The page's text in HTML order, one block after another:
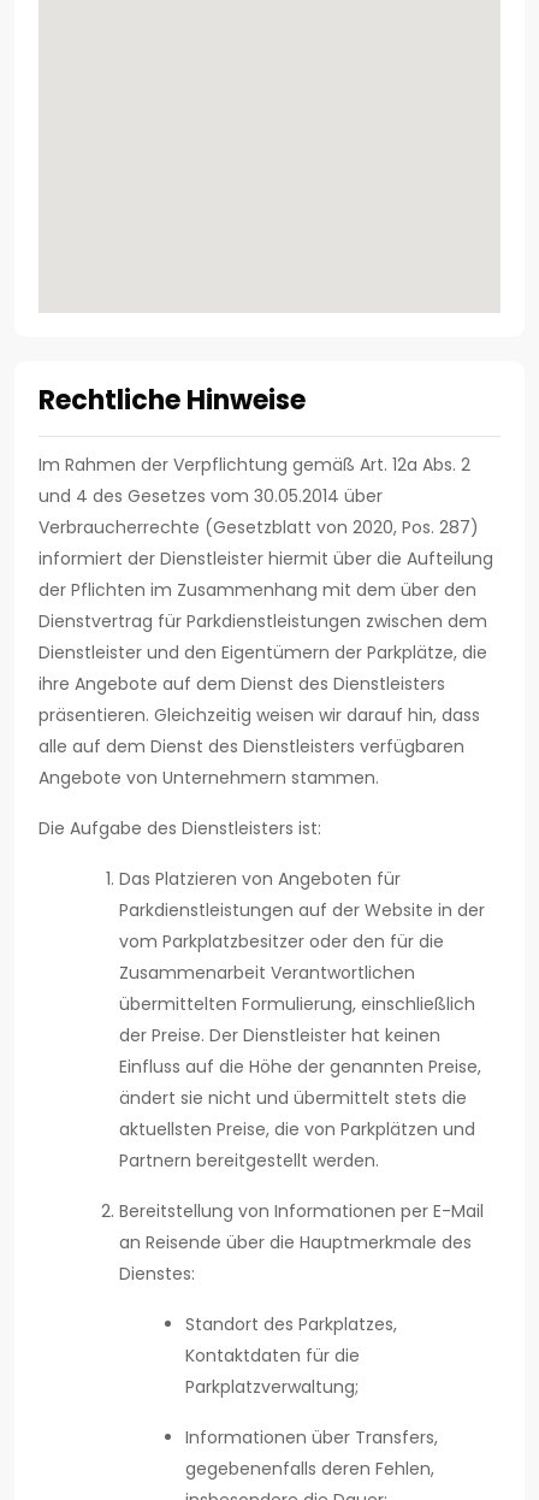
Rechtliche Hinweise
Im Rahmen der Verpflichtung gemäß Art. 12a Abs. 2
und 4 des Gesetzes vom 30.05.2014 über
Verbraucherrechte (Gesetzblatt von 2020, Pos. 287)
informiert der Dienstleister hiermit über die Aufteilung
der Pflichten im Zusammenhang mit dem über den
Dienstvertrag für Parkdienstleistungen zwischen dem
Dienstleister und den Eigentümern der Parkplätze, die
ihre Angebote auf dem Dienst des Dienstleisters
präsentieren. Gleichzeitig weisen wir darauf hin, dass
alle auf dem Dienst des Dienstleisters verfügbaren
Angebote von Unternehmern stammen.
Die Aufgabe des Dienstleisters ist:
Das Platzieren von Angeboten für
Parkdienstleistungen auf der Website in der
vom Parkplatzbesitzer oder den für die
Zusammenarbeit Verantwortlichen
übermittelten Formulierung, einschließlich
der Preise. Der Dienstleister hat keinen
Einfluss auf die Höhe der genannten Preise,
ändert sie nicht und übermittelt stets die
aktuellsten Preise, die von Parkplätzen und
Partnern bereitgestellt werden.
Bereitstellung von Informationen per E-Mail
an Reisende über die Hauptmerkmale des
Dienstes:
Standort des Parkplatzes,
Kontaktdaten für die
Parkplatzverwaltung;
Informationen über Transfers,
gegebenenfalls deren Fehlen,